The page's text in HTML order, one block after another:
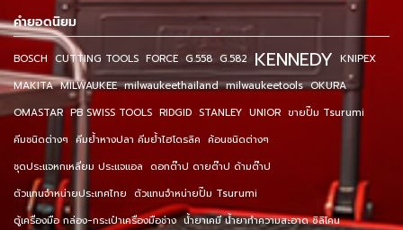
คำยอดนิยม
BOSCH CUTTING TOOLS FORCE G.558 G.582 KENNEDY KNIPEX
MAKITA MILWAUKEE milwaukeethailand milwaukeetools OKURA
OMASTAR PB SWISS TOOLS RIDGID STANLEY UNIOR ขายปั๊ม Tsurumi
คีมชนิดต่างๆ คีมย้ำหางปลา คีมย้ำไฮโดรลิค ค้อนชนิดต่างๆ
ชุดประแจหกเหลี่ยม ประแจแอล ดอกต๊าป ดายต๊าป ด้ามต๊าป
ตัวแทนจำหน่ายประเทศไทย ตัวแทนจำหน่ายปั๊ม Tsurumi
ตู้เครื่องมือ กล่อง-กระเป๋าเครื่องมือช่าง น้ำยาเคมี น้ำยาทำความสะอาด ซิลิโคน